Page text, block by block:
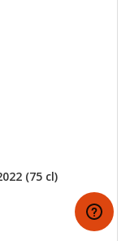
(75 cl)